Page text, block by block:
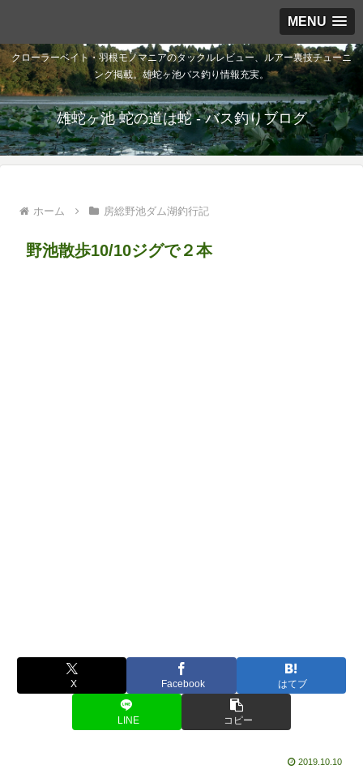
MENU
クローラーベイト・羽根モノマニアのタックルレビュー、ルアー裏技チューニ
ング掲載。雄蛇ヶ池バス釣り情報充実。
雄蛇ヶ池 蛇の道は蛇 - バス釣りブログ
ホーム 房総野池ダム湖釣行記
野池散歩10/10ジグで２本
X Facebook はてブ
LINE コピー
2019.10.10